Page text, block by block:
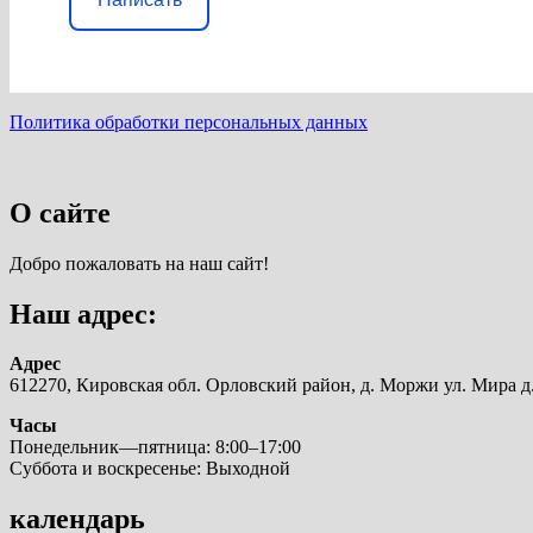
Политика обработки персональных данных
О сайте
Добро пожаловать на наш сайт!
Наш адрес:
Адрес
612270, Кировская обл. Орловский район, д. Моржи ул. Мира
Часы
Понедельник—пятница: 8:00–17:00
Суббота и воскресенье: Выходной
календарь